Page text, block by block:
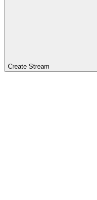
Create Stream